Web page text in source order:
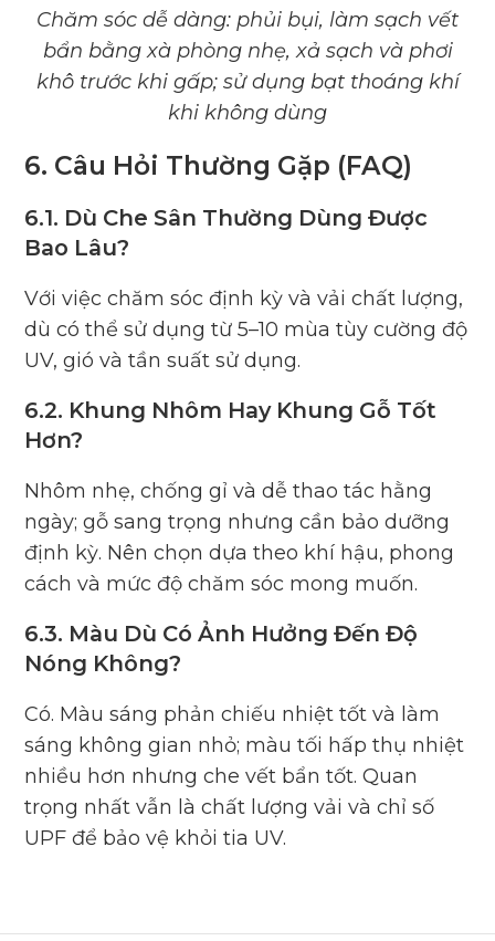
Chăm sóc dễ dàng: phủi bụi, làm sạch vết
bẩn bằng xà phòng nhẹ, xả sạch và phơi
khô trước khi gấp; sử dụng bạt thoáng khí
khi không dùng
6. Câu Hỏi Thường Gặp (FAQ)
6.1. Dù Che Sân Thường Dùng Được
Bao Lâu?
Với việc chăm sóc định kỳ và vải chất lượng,
dù có thể sử dụng từ 5–10 mùa tùy cường độ
UV, gió và tần suất sử dụng.
6.2. Khung Nhôm Hay Khung Gỗ Tốt
Hơn?
Nhôm nhẹ, chống gỉ và dễ thao tác hằng
ngày; gỗ sang trọng nhưng cần bảo dưỡng
định kỳ. Nên chọn dựa theo khí hậu, phong
cách và mức độ chăm sóc mong muốn.
6.3. Màu Dù Có Ảnh Hưởng Đến Độ
Nóng Không?
Có. Màu sáng phản chiếu nhiệt tốt và làm
sáng không gian nhỏ; màu tối hấp thụ nhiệt
nhiều hơn nhưng che vết bẩn tốt. Quan
trọng nhất vẫn là chất lượng vải và chỉ số
UPF để bảo vệ khỏi tia UV.